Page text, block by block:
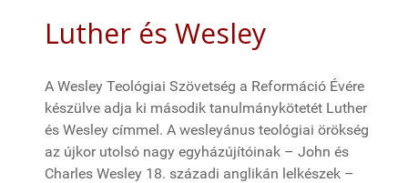
Luther és Wesley
A Wesley Teológiai Szövetség a Reformáció Évére
készülve adja ki második tanulmánykötetét Luther
és Wesley címmel. A wesleyánus teológiai örökség
az újkor utolsó nagy egyházújítóinak – John és
Charles Wesley 18. századi anglikán lelkészek –